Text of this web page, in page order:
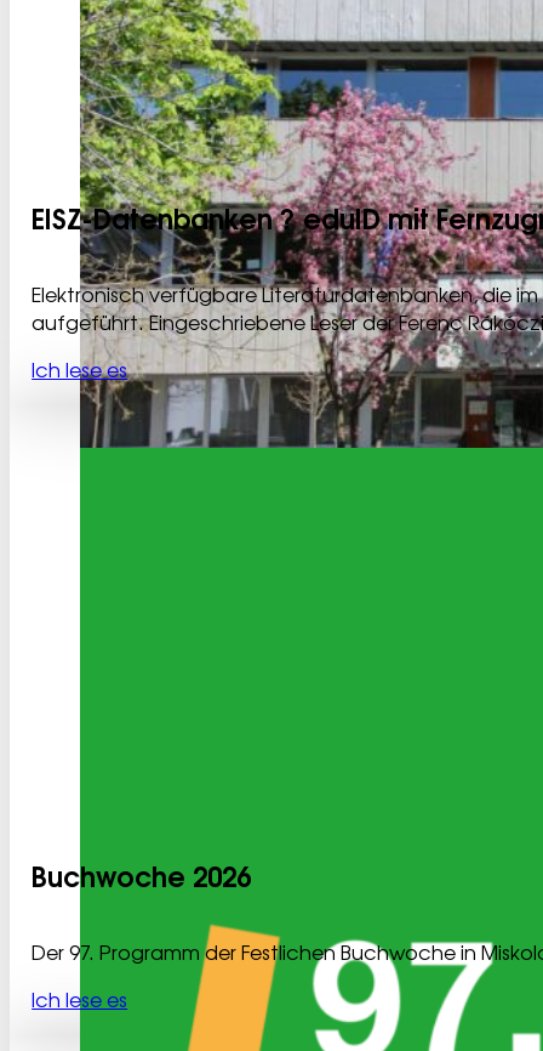
EISZ-Datenbanken ? eduID mit
Elektronisch verfügbare Literaturdatenbanken, die
aufgeführt. Eingeschriebene Leser der Ferenc
Ich lese es
Buchwoche 2026
Der 97. Programm der Festlichen Buchwoche in
Ich lese es